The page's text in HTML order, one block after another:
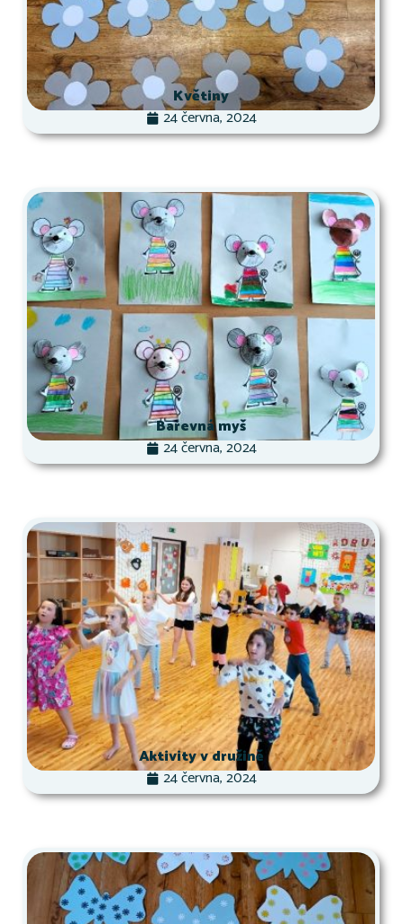
Květiny
24 června, 2024
Barevná myš
24 června, 2024
Aktivity v družině
24 června, 2024